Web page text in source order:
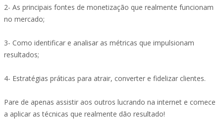
2- As principais fontes de monetização que realmente funcionam
no mercado;
3- Como identificar e analisar as métricas que impulsionam
resultados;
4- Estratégias práticas para atrair, converter e fidelizar clientes.
Pare de apenas assistir aos outros lucrando na internet e comece
a aplicar as técnicas que realmente dão resultado!